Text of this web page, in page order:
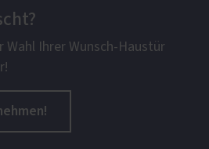
Wahl Ihrer Wunsch-Haustür